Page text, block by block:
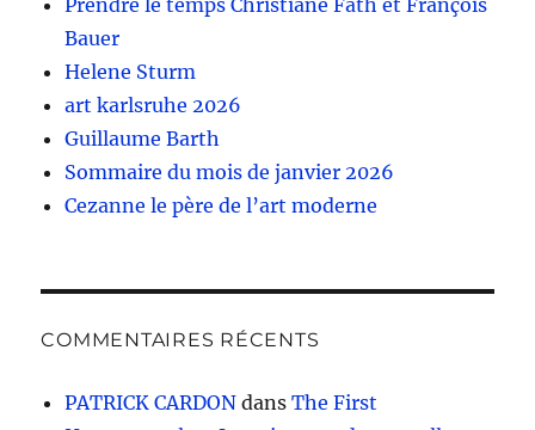
Prendre le temps Christiane Fath et François
Bauer
Helene Sturm
art karlsruhe 2026
Guillaume Barth
Sommaire du mois de janvier 2026
Cezanne le père de l’art moderne
COMMENTAIRES RÉCENTS
PATRICK CARDON dansThe First